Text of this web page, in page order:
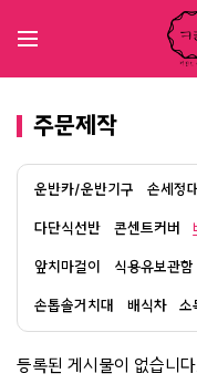
주문제작
운반카/운반기구 손세정대
다단식선반 콘센트커버
앞치마걸이 식용유보관함
손톱솔거치대 배식차 소
등록된 게시물이 없습니다.